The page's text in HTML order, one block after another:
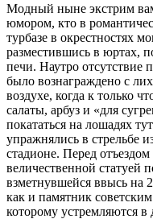
Модный ныне экстрим
юмором, кто в
турбазе в окрестностях
разместившись в юртах,
печи. Наутро отсутствие
было вознаграждено с
воздухе, когда к только
салаты, арбуз и «для
покататься на лошадях
упражнялись в стрельбе
стадионе. Перед
величественной статуей
взметнувшейся ввысь на
как и памятник
которому устремляются